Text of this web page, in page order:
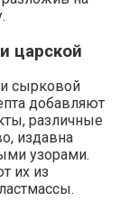
царской
сырковой
добавляют
различные
издавна
узорами.
их из